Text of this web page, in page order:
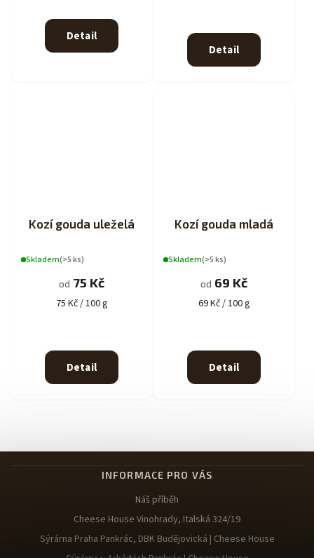
Detail
Detail
Kozí gouda uleželá
Skladem(>5 ks)
od 75 Kč
75 Kč / 100 g
Detail
Kozí gouda mladá
Skladem(>5 ks)
od 69 Kč
69 Kč / 100 g
Detail
INFORMACE PRO VÁS
Náš příběh
Cheese House Vinohrady, Italská 324/19
Sýrárna Praha Pankrác, DBK Budějovická | Cheese House